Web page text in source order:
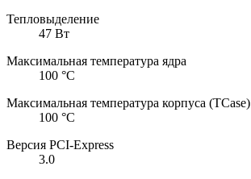
Тепловыделение
47 Вт
Максимальная температура ядра
100 °C
Максимальная температура корпуса (TCase)
100 °C
Версия PCI-Express
3.0